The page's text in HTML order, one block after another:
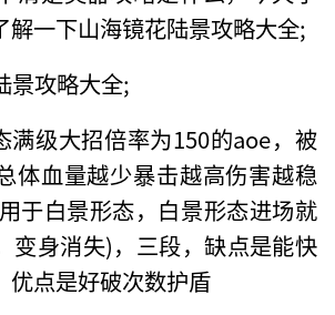
解一下山海镜花陆景攻略大全;
景攻略大全;
满级大招倍率为150的aoe，被
体血量越少暴击越高伤害越稳
于白景形态，白景形态进场就
变身消失)，三段，缺点是能快
优点是好破次数护盾